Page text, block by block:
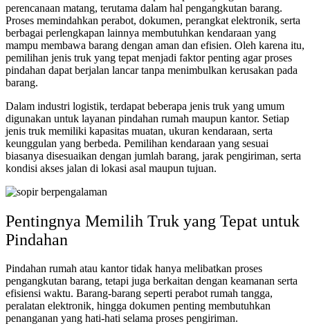
perencanaan matang, terutama dalam hal pengangkutan barang.
Proses memindahkan perabot, dokumen, perangkat elektronik, serta
berbagai perlengkapan lainnya membutuhkan kendaraan yang
mampu membawa barang dengan aman dan efisien. Oleh karena itu,
pemilihan jenis truk yang tepat menjadi faktor penting agar proses
pindahan dapat berjalan lancar tanpa menimbulkan kerusakan pada
barang.
Dalam industri logistik, terdapat beberapa jenis truk yang umum
digunakan untuk layanan pindahan rumah maupun kantor. Setiap
jenis truk memiliki kapasitas muatan, ukuran kendaraan, serta
keunggulan yang berbeda. Pemilihan kendaraan yang sesuai
biasanya disesuaikan dengan jumlah barang, jarak pengiriman, serta
kondisi akses jalan di lokasi asal maupun tujuan.
Pentingnya Memilih Truk yang Tepat untuk
Pindahan
Pindahan rumah atau kantor tidak hanya melibatkan proses
pengangkutan barang, tetapi juga berkaitan dengan keamanan serta
efisiensi waktu. Barang-barang seperti perabot rumah tangga,
peralatan elektronik, hingga dokumen penting membutuhkan
penanganan yang hati-hati selama proses pengiriman.